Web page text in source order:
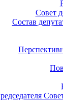
Совет
Состав